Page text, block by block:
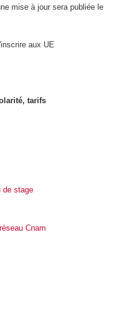
mise à jour sera publiée le
aux UE
tarifs
de stage
Cnam